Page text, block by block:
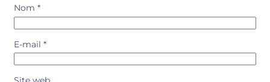
Nom *
E-mail *